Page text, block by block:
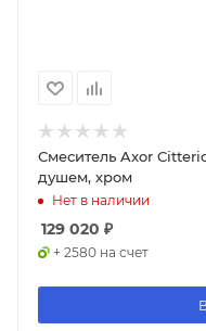
Смеситель Axor
душем, хром
Нет в наличии
129 020 ₽
+ 2580 на счет